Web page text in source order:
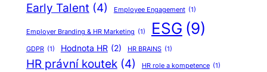
Early Talent (4) Employee Engagement (1)
Employer Branding & HR Marketing (1) ESG (9)
GDPR (1) Hodnota HR (2) HR BRAINS (1)
HR právní koutek (4) HR role a kompetence (1)